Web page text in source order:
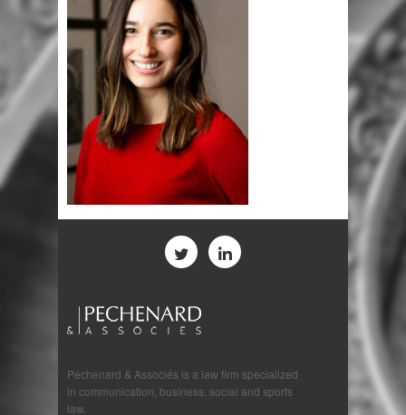
Péchenard & Associés is a law firm specialized
in communication, business, social and sports
law.